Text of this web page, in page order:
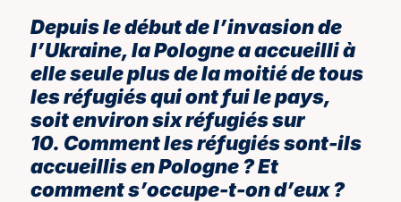
Depuis le début de l’invasion de
l’Ukraine, la Pologne a accueilli à
elle seule plus de la moitié de tous
les réfugiés qui ont fui le pays,
soit environ six réfugiés sur
10. Comment les réfugiés sont-ils
accueillis en Pologne ? Et
comment s’occupe-t-on d’eux ?